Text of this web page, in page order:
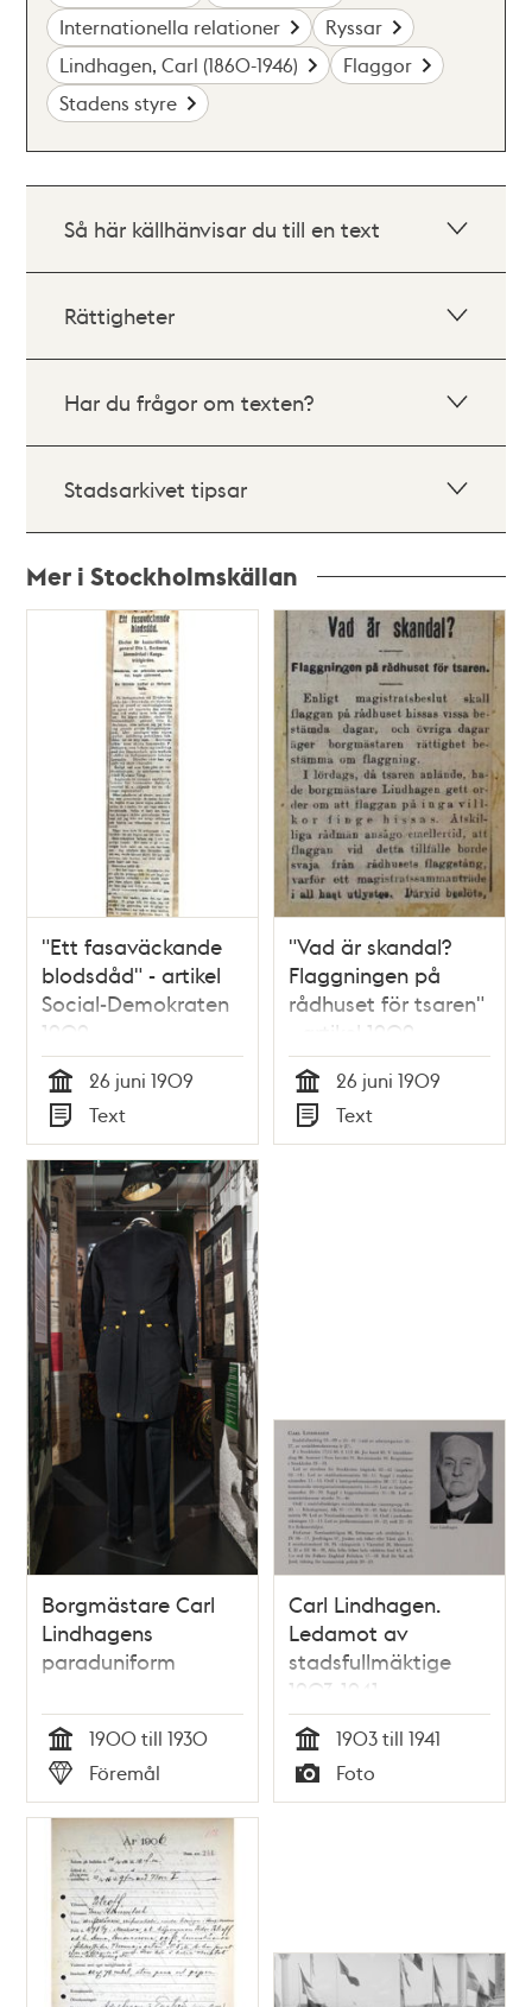
Internationella relationer
Ryssar
Lindhagen, Carl (1860-1946)
Flaggor
Stadens styre
Så här källhänvisar du till en text
Rättigheter
Har du frågor om texten?
Stadsarkivet tipsar
Mer i Stockholmskällan
Relaterade
"Ett fasaväckande
blodsdåd" - artikel
Social-Demokraten
1909
Tid
26 juni 1909
Typ
Text
"Vad är skandal?
Flaggningen på
rådhuset för tsaren"
- artikel 1909
Tid
26 juni 1909
Typ
Text
Borgmästare Carl
Lindhagens
paraduniform
Tid
1900 till 1930
Typ
Föremål
Carl Lindhagen.
Ledamot av
stadsfullmäktige
1903-1941
Tid
1903 till 1941
Typ
Foto